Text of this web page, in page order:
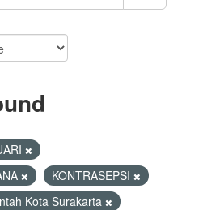
KONTRASEPSI
Kota Surakarta